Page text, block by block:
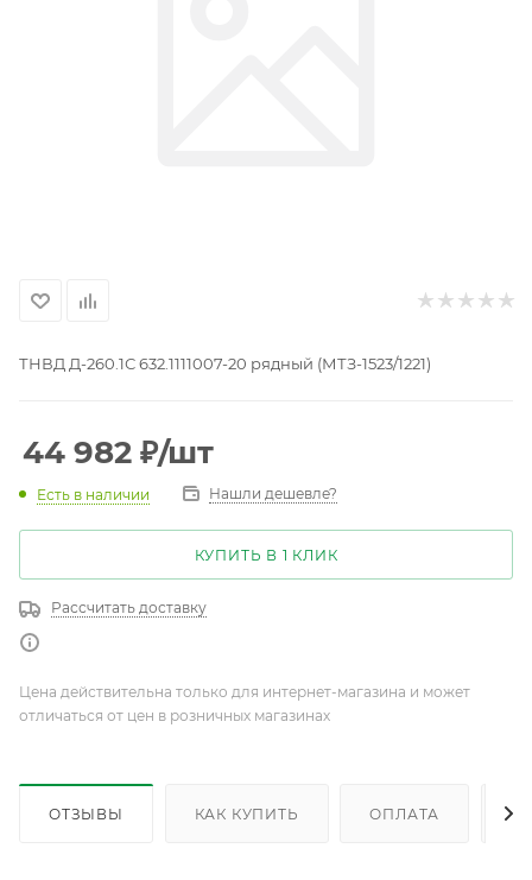
ТНВД Д-260.1С 632.1111007-20 рядный (МТЗ-1523/1221)
44 982 ₽/шт
Есть в наличии Нашли дешевле?
КУПИТЬ В 1 КЛИК
Рассчитать доставку
Цена действительна только для интернет-магазина и может
отличаться от цен в розничных магазинах
ОТЗЫВЫ КАК КУПИТЬ ОПЛАТА